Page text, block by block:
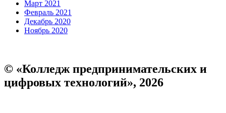
Март 2021
Февраль 2021
Декабрь 2020
Ноябрь 2020
© «Колледж предпринимательских и
цифровых технологий», 2026